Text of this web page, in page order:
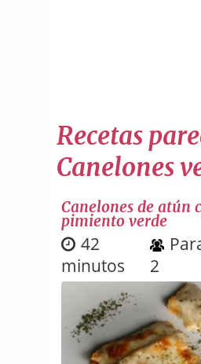
Recetas
Canelones
Canelones de atún
pimiento verde
42
minutos
2